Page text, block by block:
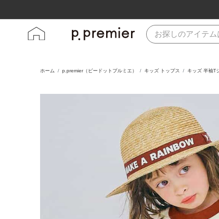
ホーム p.premier（ピードットプルミエ） キッズ トップス キッズ 半袖T